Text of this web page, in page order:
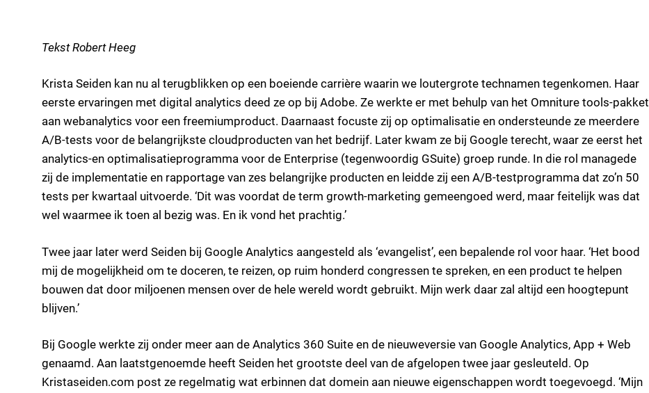
Tekst Robert Heeg
Krista Seiden kan nu al terugblikken op een boeiende carrière waarin we loutergrote technamen tegenkomen. Haar
eerste ervaringen met digital analytics deed ze op bij Adobe. Ze werkte er met behulp van het Omniture tools-pakket
aan webanalytics voor een freemiumproduct. Daarnaast focuste zij op optimalisatie en ondersteunde ze meerdere
A/B-tests voor de belangrijkste cloudproducten van het bedrijf. Later kwam ze bij Google terecht, waar ze eerst het
analytics-en optimalisatieprogramma voor de Enterprise (tegenwoordig GSuite) groep runde. In die rol managede
zij de implementatie en rapportage van zes belangrijke producten en leidde zij een A/B-testprogramma dat zo’n 50
tests per kwartaal uitvoerde. ‘Dit was voordat de term growth-marketing gemeengoed werd, maar feitelijk was dat
wel waarmee ik toen al bezig was. En ik vond het prachtig.’
Twee jaar later werd Seiden bij Google Analytics aangesteld als ‘evangelist’, een bepalende rol voor haar. ‘Het bood
mij de mogelijkheid om te doceren, te reizen, op ruim honderd congressen te spreken, en een product te helpen
bouwen dat door miljoenen mensen over de hele wereld wordt gebruikt. Mijn werk daar zal altijd een hoogtepunt
blijven.’
Bij Google werkte zij onder meer aan de Analytics 360 Suite en de nieuweversie van Google Analytics, App + Web
genaamd. Aan laatstgenoemde heeft Seiden het grootste deel van de afgelopen twee jaar gesleuteld. Op
Kristaseiden.com post ze regelmatig wat erbinnen dat domein aan nieuwe eigenschappen wordt toegevoegd. ‘Mijn